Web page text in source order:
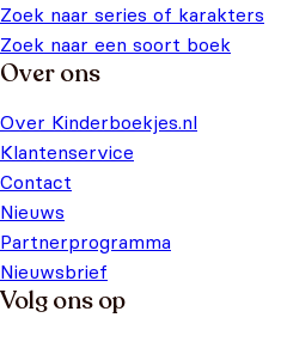
Zoek naar series of karakters
Zoek naar een soort boek
Over ons
Over Kinderboekjes.nl
Klantenservice
Contact
Nieuws
Partnerprogramma
Nieuwsbrief
Volg ons op